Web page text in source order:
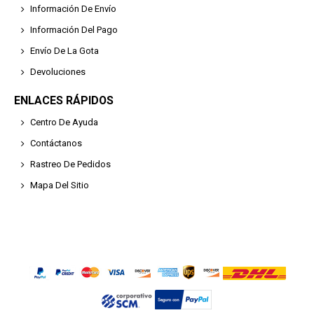
Información De Envío
Información Del Pago
Envío De La Gota
Devoluciones
ENLACES RÁPIDOS
Centro De Ayuda
Contáctanos
Rastreo De Pedidos
Mapa Del Sitio